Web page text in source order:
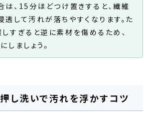
、15分ほどつけ置きすると、繊維
して汚れが落ちやすくなります。た
すぎると逆に素材を傷めるため、
ましょう。
し洗いで汚れを浮かすコツ